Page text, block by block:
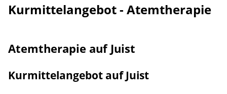
Kurmittelangebot - Atemtherapie
Atemtherapie auf Juist
Kurmittelangebot auf Juist